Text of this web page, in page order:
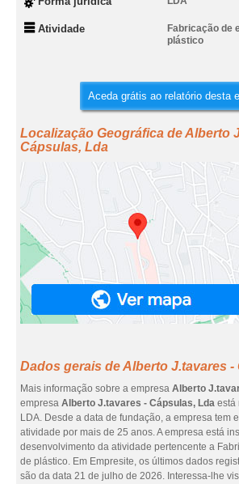
Atividade
Fabricação de
plástico
Aceda grátis ao relatório desta
Localização Geográfica de Alberto
Cápsulas, Lda
Dados gerais de Alberto J.tavares -
Mais informação sobre a empresa Alberto
empresa Alberto J.tavares - Cápsulas, Lda está
LDA. Desde a data de fundação, a empresa tem
atividade por mais de 25 anos. A empresa está
desenvolvimento da atividade pertencente a
de plástico. Em Empresite, os últimos dados
são da data 21 de julho de 2026. Interessa-lhe